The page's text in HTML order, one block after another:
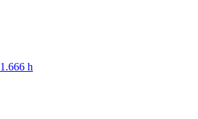
1.666 h